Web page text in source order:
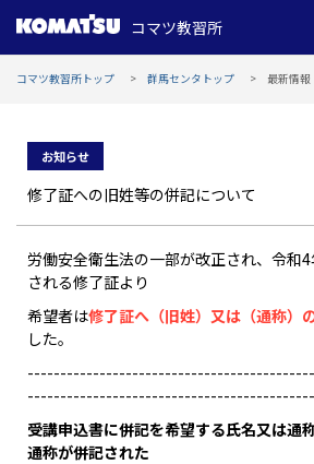
コマツ教習所
コマツ教習所トップ 群馬センタトップ 最新情報
お知らせ
修了証への旧姓等の併記について
労働安全衛生法の一部が改正され、令和
される修了証より
希望者は修了証へ（旧姓）又は（通称）
した。
受講申込書に併記を希望する氏名又は通
通称が併記された